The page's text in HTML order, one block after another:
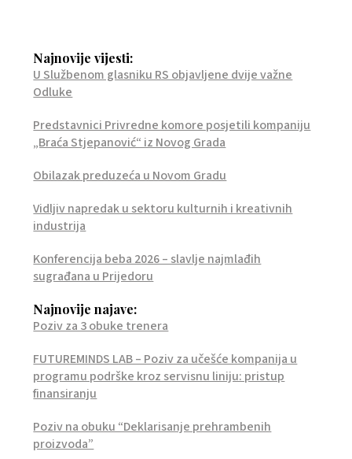
Najnovije vijesti:
U Službenom glasniku RS objavljene dvije važne
Odluke
Predstavnici Privredne komore posjetili kompaniju
„Braća Stjepanović“ iz Novog Grada
Obilazak preduzeća u Novom Gradu
Vidljiv napredak u sektoru kulturnih i kreativnih
industrija
Konferencija beba 2026 – slavlje najmlađih
sugrađana u Prijedoru
Najnovije najave:
Poziv za 3 obuke trenera
FUTUREMINDS LAB – Poziv za učešće kompanija u
programu podrške kroz servisnu liniju: pristup
finansiranju
Poziv na obuku “Deklarisanje prehrambenih
proizvoda”